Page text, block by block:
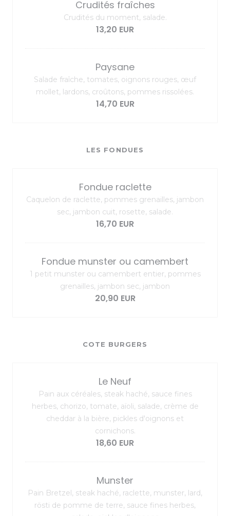
Crudités fraîches
Crudités du moment, salade.
13,20 EUR
Paysane
Salade fraîche, tomates, oignons rouges, œuf
mollet, lardons, croûtons, pommes rissolées.
14,70 EUR
LES FONDUES
Fondue raclette
Caquelon de raclette, pommes grenailles, jambon
sec, jambon cuit, rosette, salade.
16,70 EUR
Fondue munster ou camembert
1 petit munster ou camembert entier, pommes
grenailles, jambon sec, jambon
20,90 EUR
COTE BURGERS
Le Neuf
Pain aux céréales, steak haché, sauce fines
herbes, chorizo, tomate, aïoli, salade, crème de
cheddar à la bière, pickles d'oignons et
cornichons.
18,60 EUR
Munster
Pain Bretzel, steak haché, raclette, munster, lard,
rösti de pomme de terre, sauce fines herbes,